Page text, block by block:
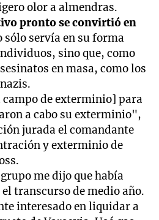
olor a almendras.
pronto se convirtió en
sólo servía en su forma
sino que, como
en masa, como los
de exterminio] para
a cabo su exterminio",
jurada el comandante
y exterminio de
me dijo que había
transcurso de medio año.
interesado en liquidar a